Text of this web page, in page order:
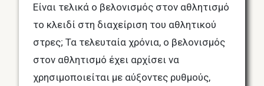
Είναι τελικά ο βελονισμός στον αθλητισμό
το κλειδί στη διαχείριση του αθλητικού
στρες; Τα τελευταία χρόνια, ο βελονισμός
στον αθλητισμό έχει αρχίσει να
χρησιμοποιείται με αύξοντες ρυθμούς,